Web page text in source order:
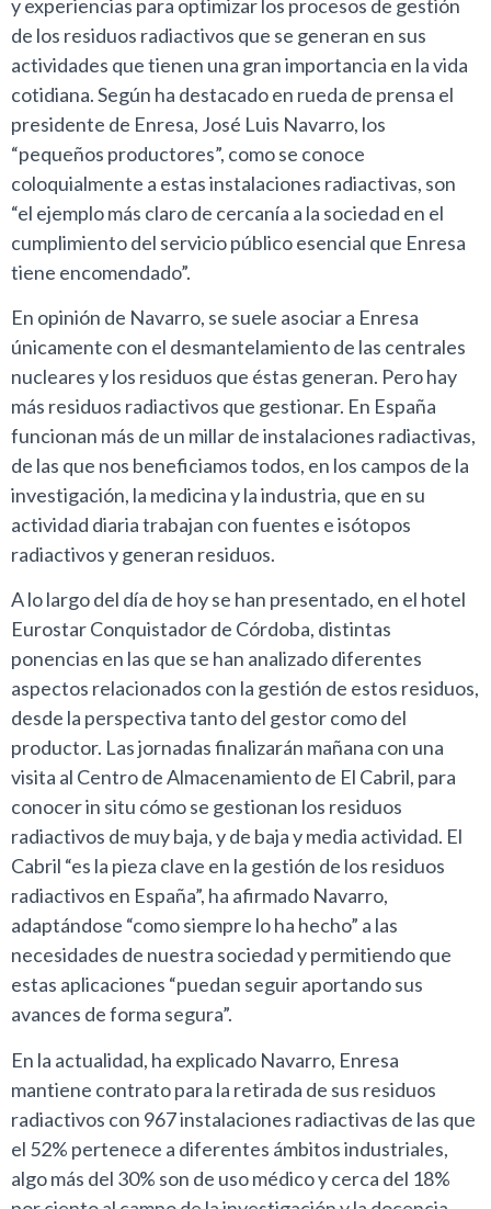
y experiencias para optimizar los procesos de gestión
de los residuos radiactivos que se generan en sus
actividades que tienen una gran importancia en la vida
cotidiana. Según ha destacado en rueda de prensa el
presidente de Enresa, José Luis Navarro, los
“pequeños productores”, como se conoce
coloquialmente a estas instalaciones radiactivas, son
“el ejemplo más claro de cercanía a la sociedad en el
cumplimiento del servicio público esencial que Enresa
tiene encomendado”.
En opinión de Navarro, se suele asociar a Enresa
únicamente con el desmantelamiento de las centrales
nucleares y los residuos que éstas generan. Pero hay
más residuos radiactivos que gestionar. En España
funcionan más de un millar de instalaciones radiactivas,
de las que nos beneficiamos todos, en los campos de la
investigación, la medicina y la industria, que en su
actividad diaria trabajan con fuentes e isótopos
radiactivos y generan residuos.
A lo largo del día de hoy se han presentado, en el hotel
Eurostar Conquistador de Córdoba, distintas
ponencias en las que se han analizado diferentes
aspectos relacionados con la gestión de estos residuos,
desde la perspectiva tanto del gestor como del
productor. Las jornadas finalizarán mañana con una
visita al Centro de Almacenamiento de El Cabril, para
conocer in situ cómo se gestionan los residuos
radiactivos de muy baja, y de baja y media actividad. El
Cabril “es la pieza clave en la gestión de los residuos
radiactivos en España”, ha afirmado Navarro,
adaptándose “como siempre lo ha hecho” a las
necesidades de nuestra sociedad y permitiendo que
estas aplicaciones “puedan seguir aportando sus
avances de forma segura”.
En la actualidad, ha explicado Navarro, Enresa
mantiene contrato para la retirada de sus residuos
radiactivos con 967 instalaciones radiactivas de las que
el 52% pertenece a diferentes ámbitos industriales,
algo más del 30% son de uso médico y cerca del 18%